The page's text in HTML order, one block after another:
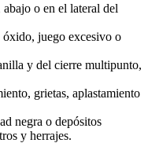
abajo o en el lateral del
óxido, juego excesivo o
y del cierre multipunto,
grietas, aplastamiento
negra o depósitos
y herrajes.